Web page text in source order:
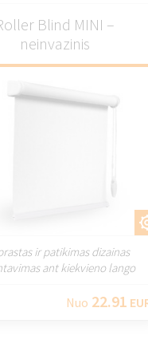
Blind MINI –
neinvazinis
ir patikimas dizainas
ant kiekvieno lango
Nuo 22.91